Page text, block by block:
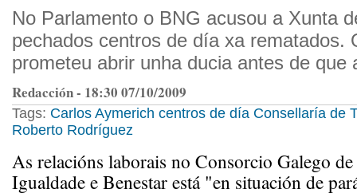
No Parlamento o BNG acusou a Xunta
pechados centros de día xa rematados.
prometeu abrir unha ducia antes de que
Redacción - 18:30 07/10/2009
Tags: Carlos Aymerich centros de día Consellaría de
Roberto Rodríguez
As relacións laborais no Consorcio Galego
Igualdade e Benestar está "en situación de